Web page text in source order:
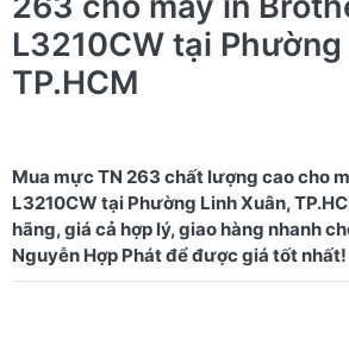
L3210CW tại
TP.HCM
Mua mực TN 263 chất lượng cao cho
L3210CW tại Phường Linh Xuân,
hãng, giá cả hợp lý, giao hàng nhanh